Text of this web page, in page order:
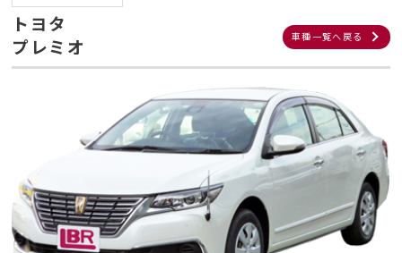
トヨタ
プレミオ
車種一覧へ戻る